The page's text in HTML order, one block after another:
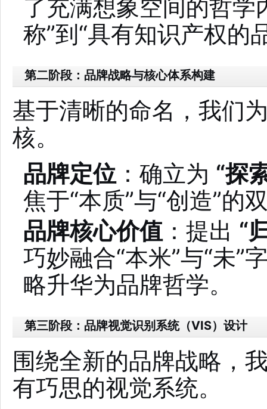
了充满想象空间的哲学
称”到“具有知识产权的
第二阶段：品牌战略与核心体系构建
基于清晰的命名，我们
核。
品牌定位 ：确立为 “探
焦于“本质”与“创造”的
品牌核心价值 ：提出 “
巧妙融合“本米”与“未”
略升华为品牌哲学。
第三阶段：品牌视觉识别系统（VIS）设计
围绕全新的品牌战略，
有巧思的视觉系统。